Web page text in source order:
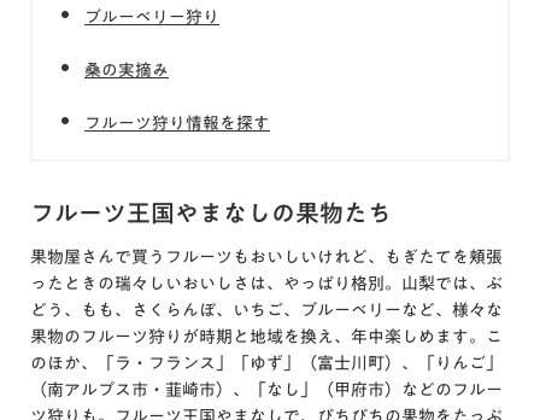
ブルーベリー狩り
桑の実摘み
フルーツ狩り情報を探す
フルーツ王国やまなしの果物たち
果物屋さんで買うフルーツもおいしいけれど、もぎたてを頬張
ったときの瑞々しいおいしさは、やっぱり格別。山梨では、ぶ
どう、もも、さくらんぼ、いちご、ブルーベリーなど、様々な
果物のフルーツ狩りが時期と地域を換え、年中楽しめます。こ
のほか、「ラ・フランス」「ゆず」（富士川町）、「りんご」
（南アルプス市・韮崎市）、「なし」（甲府市）などのフルー